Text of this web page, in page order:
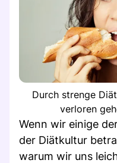
Durch strenge
verloren
Wenn wir einige
der Diätkultur
warum wir uns